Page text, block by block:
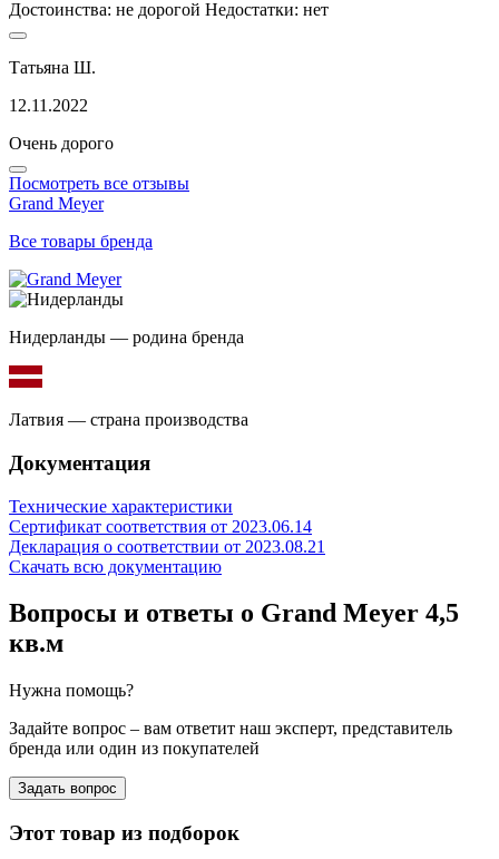
Достоинства: не дорогой Недостатки: нет
Татьяна Ш.
12.11.2022
Очень дорого
Посмотреть все отзывы
Grand Meyer
Все товары бренда
Нидерланды — родина бренда
Латвия — страна производства
Документация
Технические характеристики
Сертификат соответствия от 2023.06.14
Декларация о соответствии от 2023.08.21
Скачать всю документацию
Вопросы и ответы о Grand Meyer 4,5
кв.м
Нужна помощь?
Задайте вопрос – вам ответит наш эксперт, представитель
бренда или один из покупателей
Задать вопрос
Этот товар из подборок